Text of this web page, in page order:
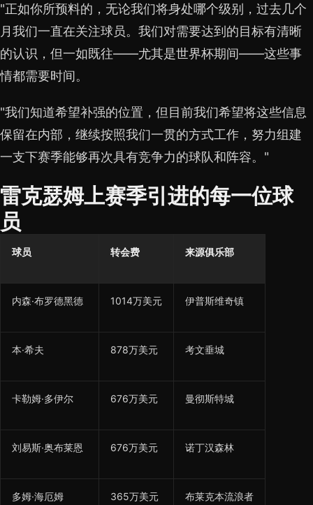
"正如你所预料的，无论我们将身处哪个级别，过去几个
月我们一直在关注球员。我们对需要达到的目标有清晰
的认识，但一如既往——尤其是世界杯期间——这些事
情都需要时间。
"我们知道希望补强的位置，但目前我们希望将这些信息
保留在内部，继续按照我们一贯的方式工作，努力组建
一支下赛季能够再次具有竞争力的球队和阵容。"
雷克瑟姆上赛季引进的每一位球
员
球员 转会费 来源俱乐部
内森·布罗德黑德 1014万美元 伊普斯维奇镇
本·希夫 878万美元 考文垂城
卡勒姆·多伊尔 676万美元 曼彻斯特城
刘易斯·奥布莱恩 676万美元 诺丁汉森林
多姆·海厄姆 365万美元 布莱克本流浪者